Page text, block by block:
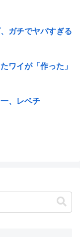
ガチでヤバすぎる
ワイが「作った」
、レベチ